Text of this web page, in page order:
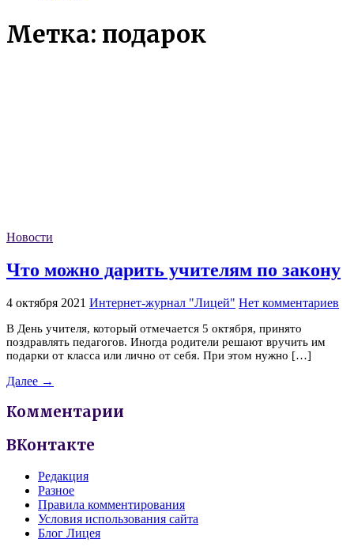
Метка: подарок
Новости
Что можно дарить учителям по закону
4 октября 2021 Интернет-журнал "Лицей" Нет комментариев
В День учителя, который отмечается 5 октября, принято
поздравлять педагогов. Иногда родители решают вручить им
подарки от класса или лично от себя. При этом нужно […]
Далее →
Комментарии
ВКонтакте
Редакция
Разное
Правила комментирования
Условия использования сайта
Блог Лицея